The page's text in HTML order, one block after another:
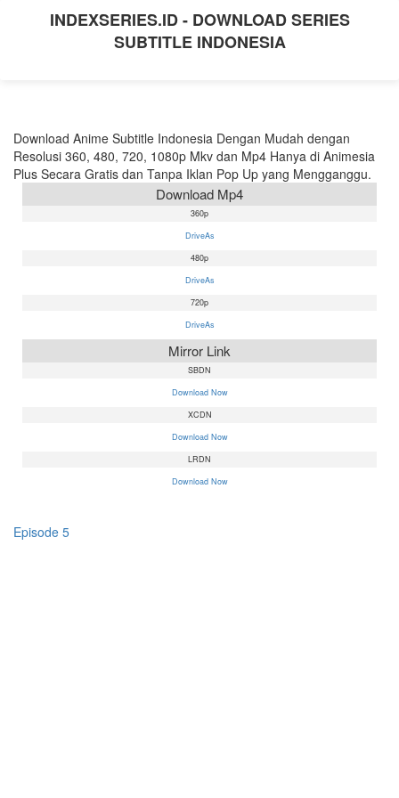
INDEXSERIES.ID - DOWNLOAD SERIES
SUBTITLE INDONESIA
Download Anime Subtitle Indonesia Dengan Mudah dengan
Resolusi 360, 480, 720, 1080p Mkv dan Mp4 Hanya di Animesia
Plus Secara Gratis dan Tanpa Iklan Pop Up yang Mengganggu.
Download Mp4
360p
DriveAs
480p
DriveAs
720p
DriveAs
Mirror Link
SBDN
Download Now
XCDN
Download Now
LRDN
Download Now
Episode 5